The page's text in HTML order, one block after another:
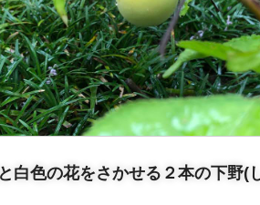
白色の花をさかせる２本の下野(